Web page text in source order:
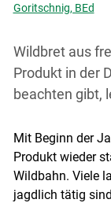
Goritschnig, BEd
Wildbret aus
Produkt in der
beachten gibt,
Mit Beginn der
Produkt wieder
Wildbahn. Viele
jagdlich tätig